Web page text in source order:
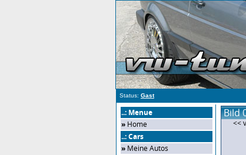
Status: Gast
..: Menue
» Home
..: Cars
» Meine Autos
Bild
<<